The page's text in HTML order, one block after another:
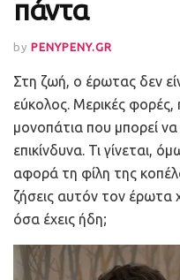
πάντα
by PENYPENY.GR
Στη ζωή, ο έρωτας δεν
εύκολος. Μερικές φορές,
μονοπάτια που μπορεί
επικίνδυνα. Τι γίνεται,
αφορά τη φίλη της
ζήσεις αυτόν τον έρωτα
όσα έχεις ήδη;